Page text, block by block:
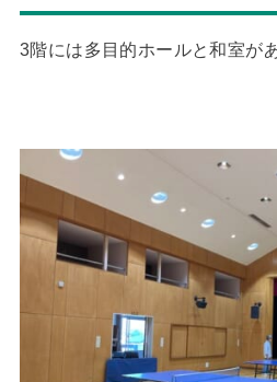
3階には多目的ホールと和室が